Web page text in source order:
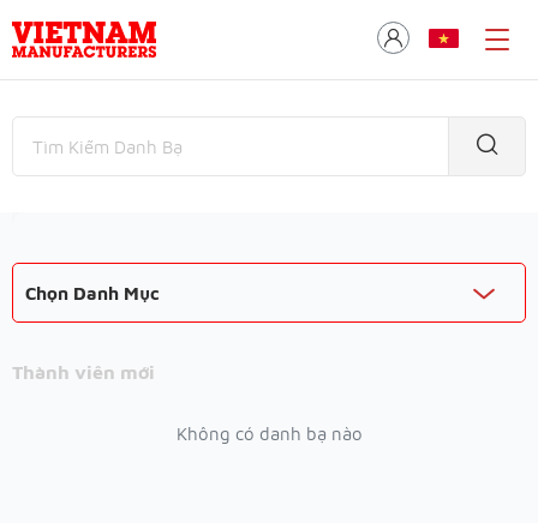
Chọn Danh Mục
Thành viên mới
Không có danh bạ nào